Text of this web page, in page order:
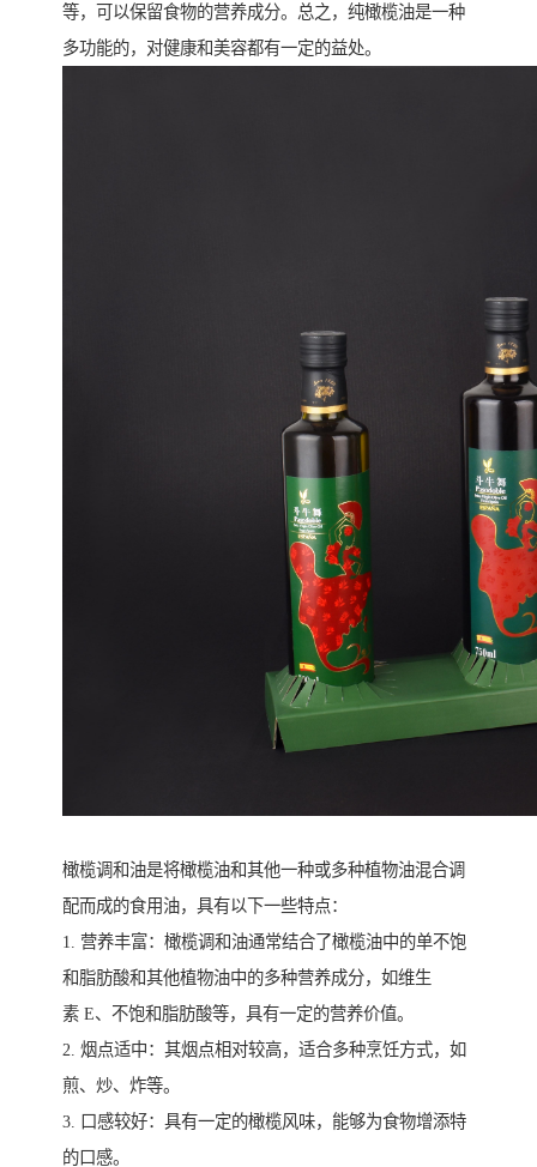
等，可以保留食物的营养成分。总之，纯橄榄油是一种
多功能的，对健康和美容都有一定的益处。
橄榄调和油是将橄榄油和其他一种或多种植物油混合调
配而成的食用油，具有以下一些特点：
1. 营养丰富：橄榄调和油通常结合了橄榄油中的单不饱
和脂肪酸和其他植物油中的多种营养成分，如维生
素 E、不饱和脂肪酸等，具有一定的营养价值。
2. 烟点适中：其烟点相对较高，适合多种烹饪方式，如
煎、炒、炸等。
3. 口感较好：具有一定的橄榄风味，能够为食物增添特
的口感。